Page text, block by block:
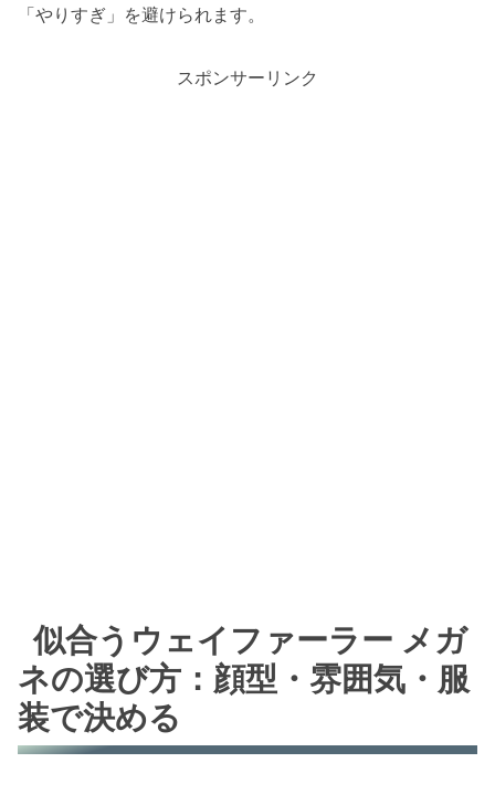
「やりすぎ」を避けられます。
スポンサーリンク
似合うウェイファーラー メガ
ネの選び方：顔型・雰囲気・服
装で決める